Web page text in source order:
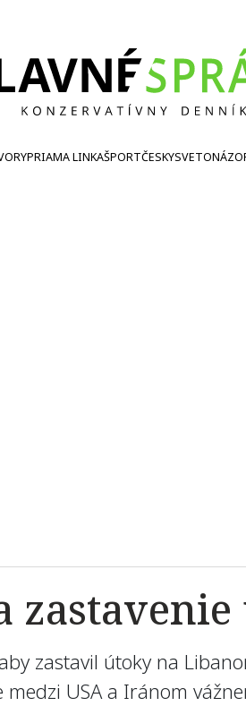
PRIAMA LINKAŠPORTČESKY
zastavil útoky na
USA a Iránom